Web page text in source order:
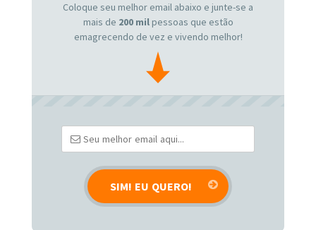
Coloque seu melhor email abaixo e junte-se a
mais de 200 milpessoas que estão
emagrecendo de vez e vivendo melhor!